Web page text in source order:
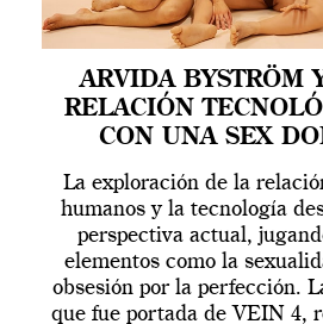
ARVIDA BYSTRÖM
RELACIÓN
CON UNA SEX
La exploración de la
humanos y la tecnología
perspectiva actual,
elementos como la
obsesión por la perfección.
que fue portada de VEIN 4,